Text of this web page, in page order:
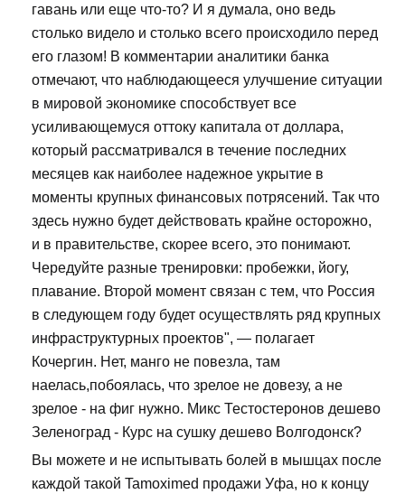
гавань или еще что-то? И я думала, оно ведь
столько видело и столько всего происходило перед
его глазом! В комментарии аналитики банка
отмечают, что наблюдающееся улучшение ситуации
в мировой экономике способствует все
усиливающемуся оттоку капитала от доллара,
который рассматривался в течение последних
месяцев как наиболее надежное укрытие в
моменты крупных финансовых потрясений. Так что
здесь нужно будет действовать крайне осторожно,
и в правительстве, скорее всего, это понимают.
Чередуйте разные тренировки: пробежки, йогу,
плавание. Второй момент связан с тем, что Россия
в следующем году будет осуществлять ряд крупных
инфраструктурных проектов", — полагает
Кочергин. Нет, манго не повезла, там
наелась,побоялась, что зрелое не довезу, а не
зрелое - на фиг нужно. Микс Тестостеронов дешево
Зеленоград - Курс на сушку дешево Волгодонск?
Вы можете и не испытывать болей в мышцах после
каждой такой Tamoximed продажи Уфа, но к концу